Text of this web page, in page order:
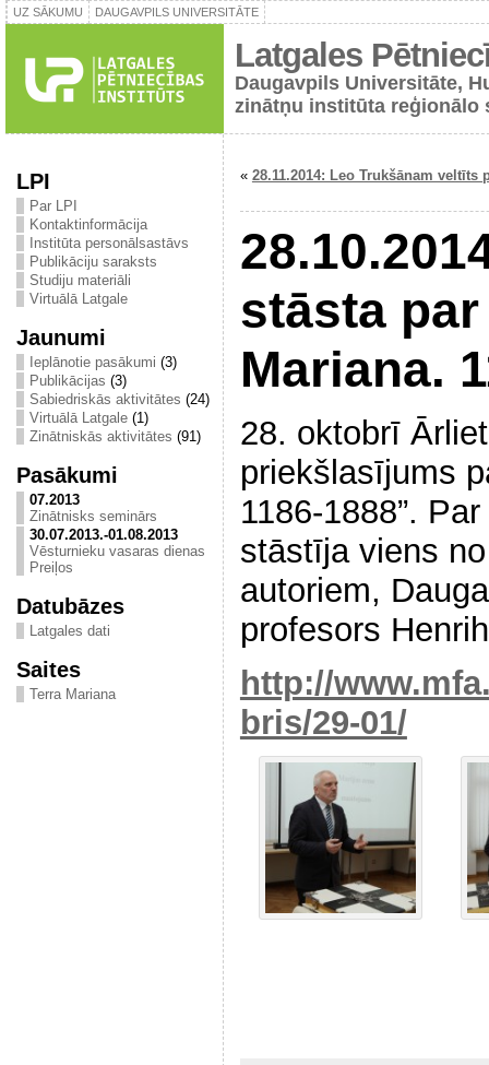
UZ SĀKUMU DAUGAVPILS UNIVERSITĀTE
Latgales
Daugavpils Universitāte,
zinātņu institūta reģionālo
LPI
Par LPI
Kontaktinformācija
Institūta personālsastāvs
Publikāciju saraksts
Studiju materiāli
Virtuālā Latgale
Jaunumi
Ieplānotie pasākumi (3)
Publikācijas (3)
Sabiedriskās aktivitātes (24)
Virtuālā Latgale(1)
Zinātniskās aktivitātes (91)
Pasākumi
07.2013
Zinātnisks seminārs
30.07.2013.-01.08.2013
Vēsturnieku vasaras dienas
Preiļos
Datubāzes
Latgales dati
Saites
Terra Mariana
« 28.11.2014: Leo Trukšānam
stāsta
Mariana.
28. oktobrī
priekšlasījums
1186-1888”.
stāstīja viens
autoriem,
profesors
http://
bris/29-01/